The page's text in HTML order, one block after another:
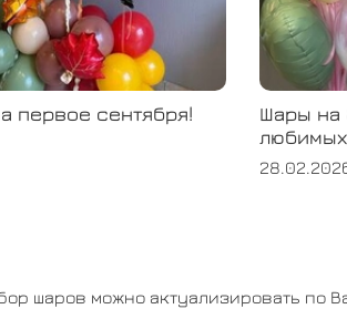
первое сентября!
Шары на
шаров можно актуализировать по